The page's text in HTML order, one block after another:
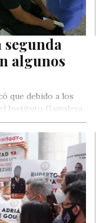
segunda
algunos
que debido a los
Instituto Gamaleya,
en tres meses.